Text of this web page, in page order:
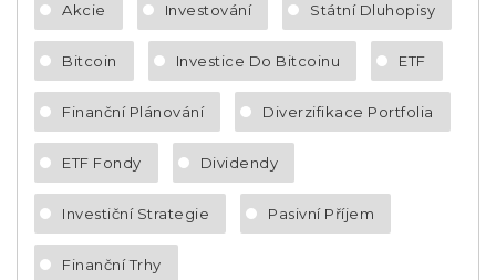
Akcie Investování Státní Dluhopisy
Bitcoin Investice Do Bitcoinu ETF
Finanční Plánování Diverzifikace Portfolia
ETF Fondy Dividendy
Investiční Strategie Pasivní Příjem
Finanční Trhy